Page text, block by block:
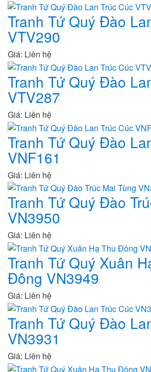
Tranh Tứ Quý Đào
VTV290
Giá: Liên hệ
Tranh Tứ Quý Đào
VTV287
Giá: Liên hệ
Tranh Tứ Quý Đào
VNF161
Giá: Liên hệ
Tranh Tứ Quý Đào
VN3950
Giá: Liên hệ
Tranh Tứ Quý Xuân
Đông VN3949
Giá: Liên hệ
Tranh Tứ Quý Đào
VN3931
Giá: Liên hệ